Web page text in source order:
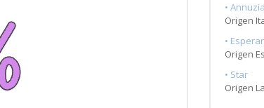
•
Origen
•
Origen
• Star
Origen